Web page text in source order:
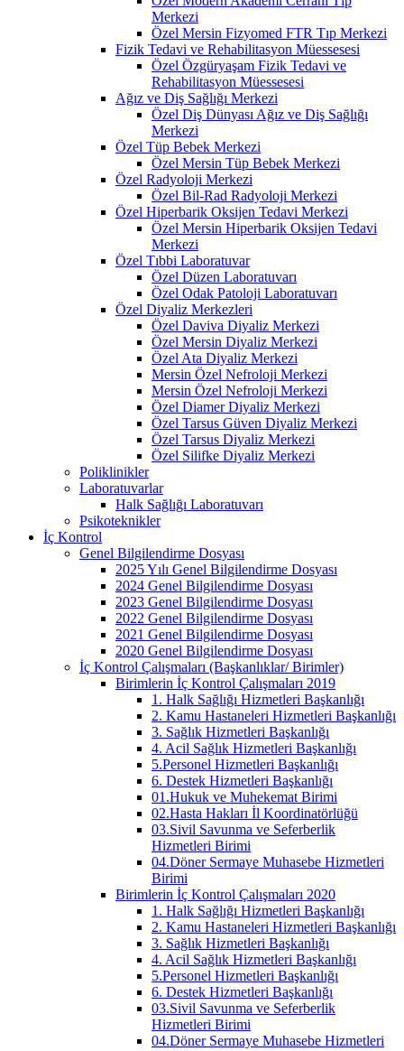
Merkezi
Özel Mersin Fizyomed FTR Tıp Merkezi
Fizik Tedavi ve Rehabilitasyon Müessesesi
Özel Özgüryaşam Fizik Tedavi ve
Rehabilitasyon Müessesesi
Ağız ve Diş Sağlığı Merkezi
Özel Diş Dünyası Ağız ve Diş Sağlığı
Merkezi
Özel Tüp Bebek Merkezi
Özel Mersin Tüp Bebek Merkezi
Özel Radyoloji Merkezi
Özel Bil-Rad Radyoloji Merkezi
Özel Hiperbarik Oksijen Tedavi Merkezi
Özel Mersin Hiperbarik Oksijen Tedavi
Merkezi
Özel Tıbbi Laboratuvar
Özel Düzen Laboratuvarı
Özel Odak Patoloji Laboratuvarı
Özel Diyaliz Merkezleri
Özel Daviva Diyaliz Merkezi
Özel Mersin Diyaliz Merkezi
Özel Ata Diyaliz Merkezi
Mersin Özel Nefroloji Merkezi
Mersin Özel Nefroloji Merkezi
Özel Diamer Diyaliz Merkezi
Özel Tarsus Güven Diyaliz Merkezi
Özel Tarsus Diyaliz Merkezi
Özel Silifke Diyaliz Merkezi
Poliklinikler
Laboratuvarlar
Halk Sağlığı Laboratuvarı
Psikoteknikler
İç Kontrol
Genel Bilgilendirme Dosyası
2025 Yılı Genel Bilgilendirme Dosyası
2024 Genel Bilgilendirme Dosyası
2023 Genel Bilgilendirme Dosyası
2022 Genel Bilgilendirme Dosyası
2021 Genel Bilgilendirme Dosyası
2020 Genel Bilgilendirme Dosyası
İç Kontrol Çalışmaları (Başkanlıklar/ Birimler)
Birimlerin İç Kontrol Çalışmaları 2019
1. Halk Sağlığı Hizmetleri Başkanlığı
2. Kamu Hastaneleri Hizmetleri Başkanlığı
3. Sağlık Hizmetleri Başkanlığı
4. Acil Sağlık Hizmetleri Başkanlığı
5.Personel Hizmetleri Başkanlığı
6. Destek Hizmetleri Başkanlığı
01.Hukuk ve Muhekemat Birimi
02.Hasta Hakları İl Koordinatörlüğü
03.Sivil Savunma ve Seferberlik
Hizmetleri Birimi
04.Döner Sermaye Muhasebe Hizmetleri
Birimi
Birimlerin İç Kontrol Çalışmaları 2020
1. Halk Sağlığı Hizmetleri Başkanlığı
2. Kamu Hastaneleri Hizmetleri Başkanlığı
3. Sağlık Hizmetleri Başkanlığı
4. Acil Sağlık Hizmetleri Başkanlığı
5.Personel Hizmetleri Başkanlığı
6. Destek Hizmetleri Başkanlığı
03.Sivil Savunma ve Seferberlik
Hizmetleri Birimi
04.Döner Sermaye Muhasebe Hizmetleri